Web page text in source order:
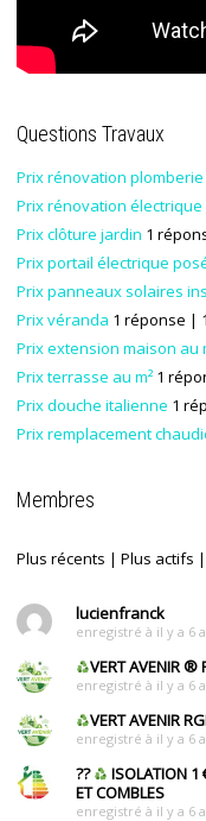
Questions Travaux
Prix rénovation plomberie
Prix rénovation électrique
Prix clôture jardin 1
Prix portail électrique
Prix panneaux solaires
Prix véranda 1 réponse |
Prix extension maison au
Prix terrasse au m² 1
Prix douche italienne 1
Prix remplacement
Membres
Plus récents | Plus actifs |
lucienfranck
enregistré à il y a 6
VERT AVENIR®
enregistré à il y a 6
VERT AVENIR
enregistré à il y a 6
?? ISOLATION 1
ET COMBLES
enregistré à il y a 6